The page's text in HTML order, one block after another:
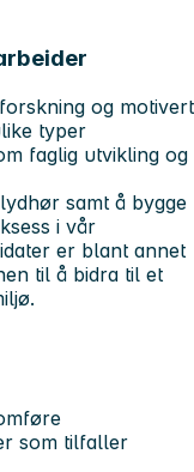
og motivert
typer
faglig utvikling og
samt å bygge
i vår
er blant annet
til å bidra til et
som tilfaller